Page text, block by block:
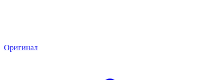
Оригинал